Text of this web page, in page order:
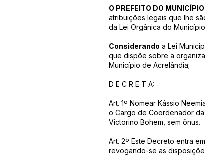
O PREFEITO DO
atribuições legais que lhe
da Lei Orgânica do
Considerando a Lei
que dispõe sobre a
Município de Acrelândia;
D E C R E T A:
Art. 1º Nomear Kássio
o Cargo de Coordenador
Victorino Bohem, sem ônus.
Art. 2º Este Decreto entra
revogando-se as